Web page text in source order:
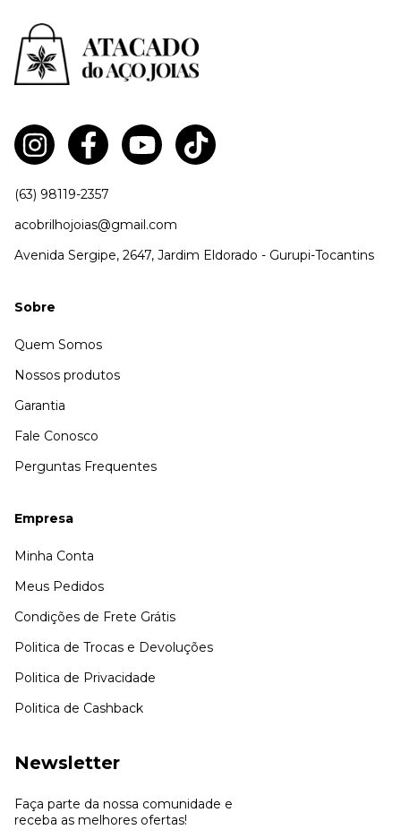
(63) 98119-2357
acobrilhojoias@gmail.com
Avenida Sergipe, 2647, Jardim Eldorado - Gurupi-Tocantins
Sobre
Quem Somos
Nossos produtos
Garantia
Fale Conosco
Perguntas Frequentes
Empresa
Minha Conta
Meus Pedidos
Condições de Frete Grátis
Politica de Trocas e Devoluções
Politica de Privacidade
Politica de Cashback
Newsletter
Faça parte da nossa comunidade e
receba as melhores ofertas!